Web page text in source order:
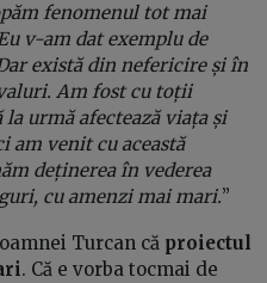
fenomenul tot mai
v-am dat exemplu de
există din nefericire și în
Am fost cu toții
urmă afectează viața și
am venit cu această
deținerea în vederea
cu amenzi mai mari.”
Turcan că proiectul
. Că e vorba tocmai de